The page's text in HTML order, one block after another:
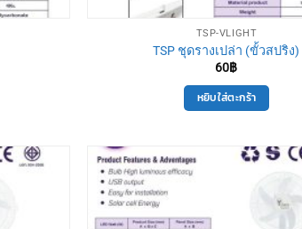
TSP-VLIGHT
TSP ชุดรางเปล่า (ขั้วสปริง)
60฿
หยิบใส่ตะกร้า